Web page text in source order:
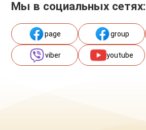
Мы в социальных сетях:
page group
viber youtube